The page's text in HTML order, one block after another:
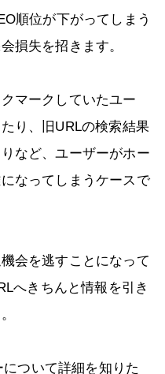
順位が下がってしまう
損失を招きます。
マークしていたユー
り、旧URLの検索結果
など、ユーザーがホー
なってしまうケースで
会を逃すことになって
へきちんと情報を引き
ついて詳細を知りた